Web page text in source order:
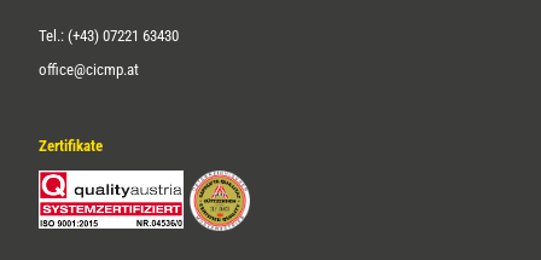
Tel.: (+43) 07221 63430
office@cicmp.at
Zertifikate